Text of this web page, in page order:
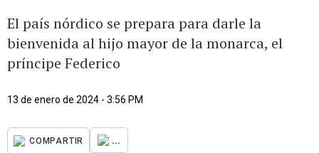
El país nórdico se prepara para darle la
bienvenida al hijo mayor de la monarca, el
príncipe Federico
13 de enero de 2024 - 3:56 PM
COMPARTIR ...